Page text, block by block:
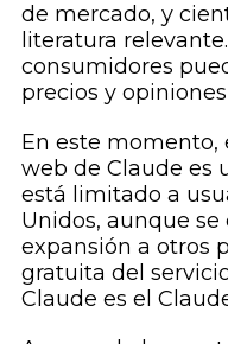
de mercado, y
literatura
consumidores
precios y
En este momento,
web de Claude es
está limitado a
Unidos, aunque
expansión a otros
gratuita del
Claude es el